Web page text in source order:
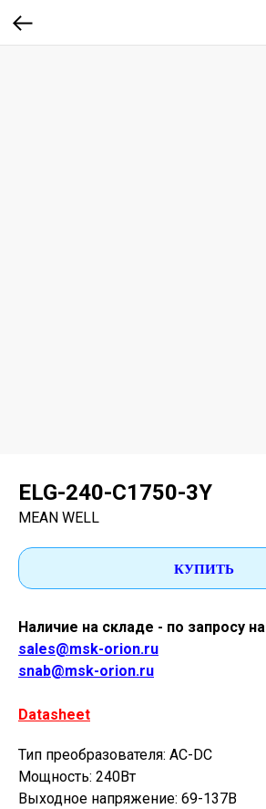
ELG-240-C1750-3Y
MEAN WELL
КУПИТЬ
Наличие на складе - по запросу на
sales@msk-orion.ru
snab@msk-orion.ru
Datasheet
Тип преобразователя: AC-DC
Мощность: 240Вт
Выходное напряжение: 69-137В